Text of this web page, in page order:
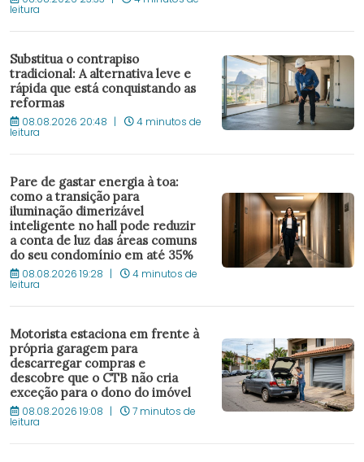
leitura
Substitua o contrapiso
tradicional: A alternativa leve e
rápida que está conquistando as
reformas
08.08.2026 20:48 4 minutos de
leitura
Pare de gastar energia à toa:
como a transição para
iluminação dimerizável
inteligente no hall pode reduzir
a conta de luz das áreas comuns
do seu condomínio em até 35%
08.08.2026 19:28 4 minutos de
leitura
Motorista estaciona em frente à
própria garagem para
descarregar compras e
descobre que o CTB não cria
exceção para o dono do imóvel
08.08.2026 19:08 7 minutos de
leitura